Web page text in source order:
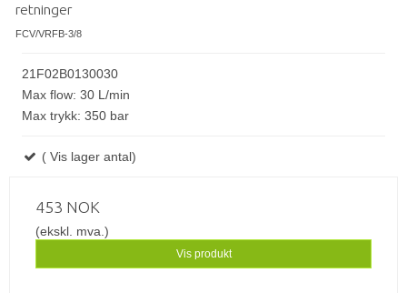
retninger
FCV/VRFB-3/8
21F02B0130030
Max flow: 30 L/min
Max trykk: 350 bar
( Vis lager antal)
453 NOK
(ekskl. mva.)
Vis produkt